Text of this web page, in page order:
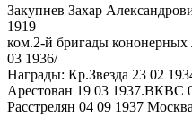
Закупнев Захар
1919
ком.2-й бригады
03 1936/
Награды: Кр.Звезда 23 02
Арестован 19 03 1937.ВКВС
Расстрелян 04 09 1937